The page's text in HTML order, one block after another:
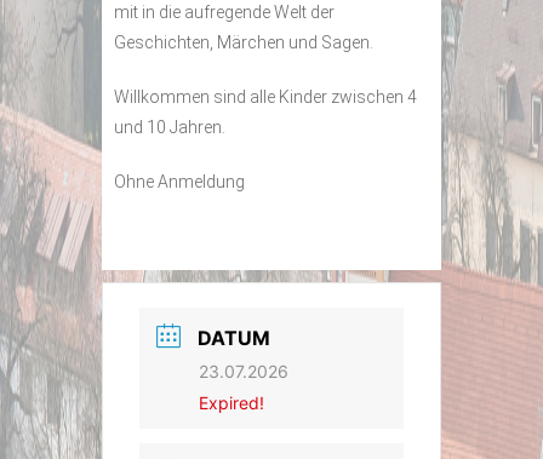
mit in die aufregende Welt der
Geschichten, Märchen und Sagen.
Willkommen sind alle Kinder zwischen 4
und 10 Jahren.
Ohne Anmeldung
DATUM
23.07.2026
Expired!